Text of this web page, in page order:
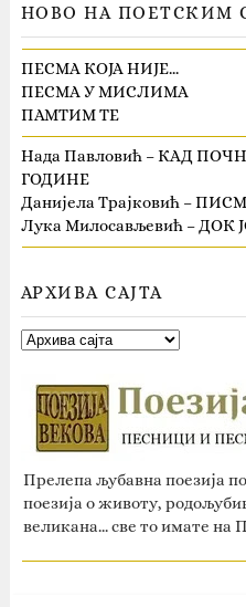
НОВО НА ПОЕТСКИМ
ПЕСМА КОЈА НИЈЕ…
ПЕСМА У МИСЛИМА
ПАМТИМ ТЕ
Нада Павловић – КАД
ГОДИНЕ
Данијела Трајковић –
Лука Милосављевић –
АРХИВА САЈТА
Прелепа љубавна поезија
поезија о животу,
великана... све то имате на